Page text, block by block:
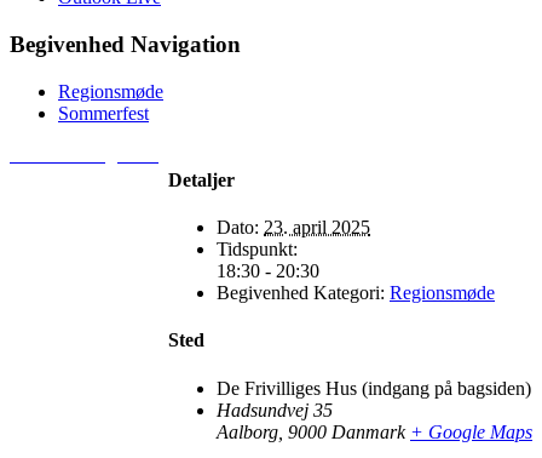
Begivenhed Navigation
Regionsmøde
Sommerfest
Detaljer
Dato: 23. april 2025
Tidspunkt:
18:30 - 20:30
Begivenhed Kategori: Regionsmøde
Sted
De Frivilliges Hus (indgang på bagsiden)
Hadsundvej 35
Aalborg 9000 Danmark + Google Maps